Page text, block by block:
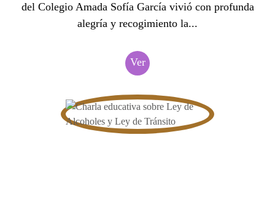
del Colegio Amada Sofía García vivió con profunda
alegría y recogimiento la...
Ver